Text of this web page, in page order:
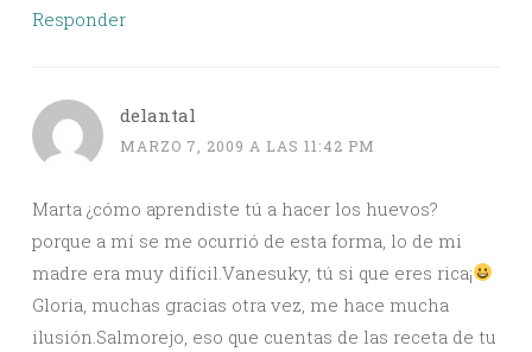
Responder
delantal
MARZO 7, 2009 A LAS 11:42 PM
Marta ¿cómo aprendiste tú a hacer los huevos?
porque a mí se me ocurrió de esta forma, lo de mi
madre era muy difícil.Vanesuky, tú si que eres rica¡
Gloria, muchas gracias otra vez, me hace mucha
ilusión.Salmorejo, eso que cuentas de las receta de tu